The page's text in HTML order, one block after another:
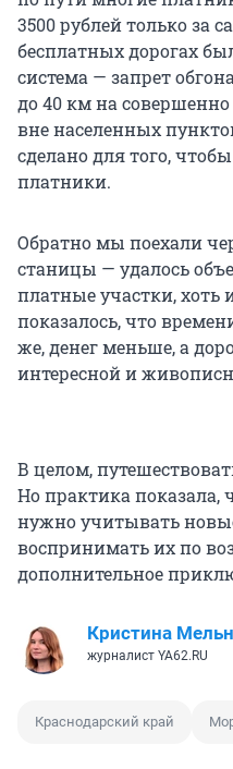
3500 рублей только за
бесплатных дорогах
система — запрет
до 40 км на
вне населенных
сделано для того,
платники.
Обратно мы поехали
станицы — удалось
платные участки, хоть
показалось, что
же, денег меньше, а
интересной и
В целом,
Но практика показала,
нужно учитывать
воспринимать их по
дополнительное
Кристина
журналист YA62.RU
Краснодарский край